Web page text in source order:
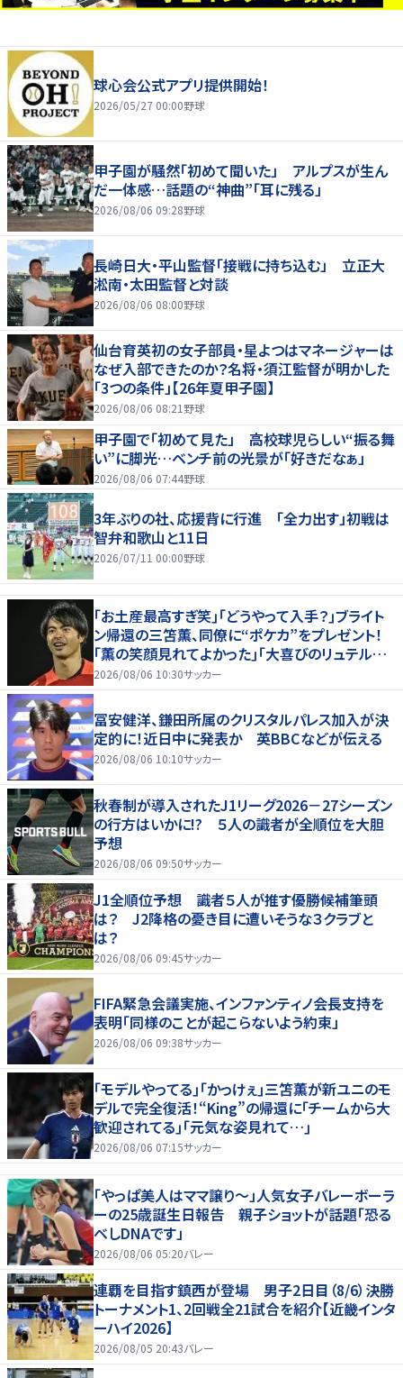
球心会公式アプリ提供開始！
2026/05/27 00:00野球
甲子園が騒然「初めて聞いた」 アルプスが生ん
だ一体感…話題の“神曲”「耳に残る」
2026/08/06 09:28野球
長崎日大・平山監督「接戦に持ち込む」 立正大
淞南・太田監督と対談
2026/08/06 08:00野球
仙台育英初の女子部員・星よつはマネージャーは
なぜ入部できたのか？名将・須江監督が明かした
「3つの条件」【26年夏甲子園】
2026/08/06 08:21 野球
甲子園で「初めて見た」 高校球児らしい“振る舞
い”に脚光…ベンチ前の光景が「好きだなぁ」
2026/08/06 07:44野球
3年ぶりの社、応援背に行進 「全力出す」初戦は
智弁和歌山と11日
2026/07/11 00:00野球
｢お土産最高すぎ笑｣｢どうやって入手？｣ブライト
ン帰還の三笘薫、同僚に“ポケカ”をプレゼント！
｢薫の笑顔見れてよかった｣｢大喜びのリュテル可
愛すぎ｣
2026/08/06 10:30サッカー
冨安健洋、鎌田所属のクリスタルパレス加入が決
定的に！近日中に発表か 英BBCなどが伝える
2026/08/06 10:10サッカー
秋春制が導入されたJ1リーグ2026－27シーズン
の行方はいかに!? ５人の識者が全順位を大胆
予想
2026/08/06 09:50サッカー
J1全順位予想 識者５人が推す優勝候補筆頭
は？ J2降格の憂き目に遭いそうな３クラブと
は？
2026/08/06 09:45サッカー
FIFA緊急会議実施、インファンティノ会長支持を
表明「同様のことが起こらないよう約束」
2026/08/06 09:38サッカー
｢モデルやってる｣｢かっけぇ｣三笘薫が新ユニのモ
デルで完全復活！“King”の帰還に｢チームから大
歓迎されてる｣｢元気な姿見れて…｣
2026/08/06 07:15サッカー
「やっぱ美人はママ譲り～」人気女子バレーボーラ
ーの25歳誕生日報告 親子ショットが話題「恐る
べしDNAです」
2026/08/06 05:20バレー
連覇を目指す鎮西が登場 男子2日目（8/6）決勝
トーナメント1、2回戦全21試合を紹介【近畿インタ
ーハイ2026】
2026/08/05 20:43バレー